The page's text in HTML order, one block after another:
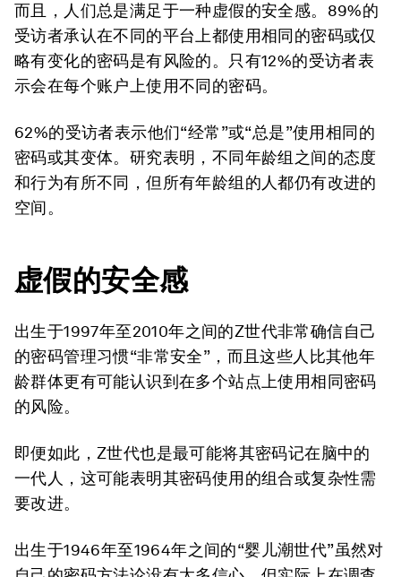
而且，人们总是满足于一种虚假的安全感。89%的
受访者承认在不同的平台上都使用相同的密码或仅
略有变化的密码是有风险的。只有12%的受访者表
示会在每个账户上使用不同的密码。
62%的受访者表示他们“经常”或“总是”使用相同的
密码或其变体。研究表明，不同年龄组之间的态度
和行为有所不同，但所有年龄组的人都仍有改进的
空间。
虚假的安全感
出生于1997年至2010年之间的Z世代非常确信自己
的密码管理习惯“非常安全”，而且这些人比其他年
龄群体更有可能认识到在多个站点上使用相同密码
的风险。
即便如此，Z世代也是最可能将其密码记在脑中的
一代人，这可能表明其密码使用的组合或复杂性需
要改进。
出生于1946年至1964年之间的“婴儿潮世代”虽然对